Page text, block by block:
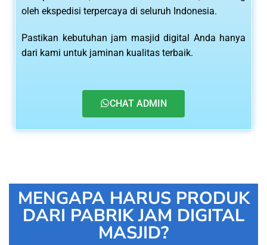
oleh ekspedisi terpercaya di seluruh Indonesia.
Pastikan kebutuhan jam masjid digital Anda hanya
dari kami untuk jaminan kualitas terbaik.
CHAT ADMIN
MENGAPA HARUS PRODUK
DARI PABRIK JAM DIGITAL
MASJID?